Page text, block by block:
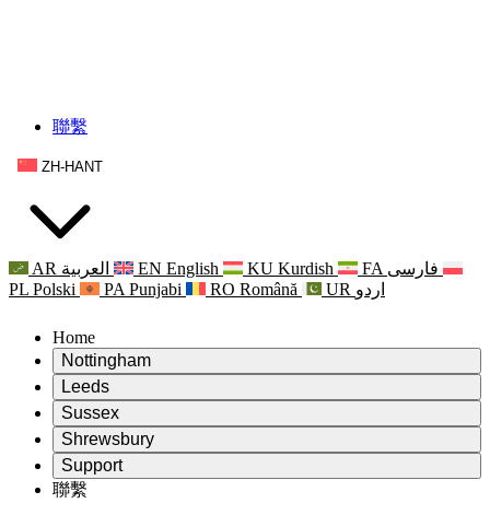
聯繫
ZH-HANT
AR العربية EN English KU Kurdish FA فارسی
PL Polski PA Punjabi RO Română UR اردو
Home
Nottingham
Review
評審主席
獨立審核小組
職權範圍
獨立審查最終報告
常見問題
Leeds
Review
評審主席
獨立審核小組
職權範圍
聯繫
Sussex
Review
評審主席
獨立審核小組
職權範圍
Shrewsbury
Review
產科複查的職權範圍
Support
Leeds
聯繫